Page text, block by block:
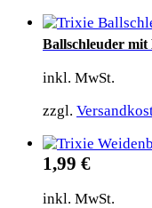
Ballschleuder mit
inkl. MwSt.
zzgl.
1,99 €
inkl. MwSt.